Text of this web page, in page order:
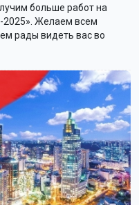
больше работ на
2025». Желаем всем
рады видеть вас во